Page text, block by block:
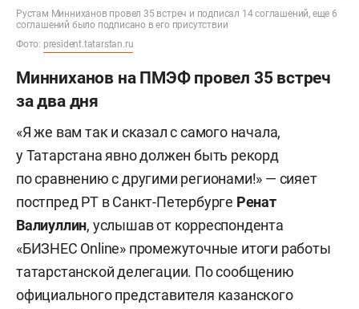
Рустам Минниханов провел 35 встреч и подписал 14 соглашений, еще 6
соглашений было подписано в его присутствии
Фото: president.tatarstan.ru
Минниханов на ПМЭФ провел 35 встреч
за два дня
«Я же вам так и сказал с самого начала,
у Татарстана явно должен быть рекорд
по сравнению с другими регионами!» — сияет
постпред РТ в Санкт-Петербурге Ренат
Валиуллин, услышав от корреспондента
«БИЗНЕС Online» промежуточные итоги работы
татарстанской делегации. По сообщению
официального представителя казанского